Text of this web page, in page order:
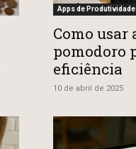
Apps de Produtividade
Como
pomodoro
eficiência
10 de abril de 2025